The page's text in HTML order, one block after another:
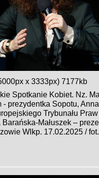
x 3333px) 7177kb
Spotkanie Kobiet. Nz.
prezydentka Sopotu,
Trybunału Praw
Małuszek –
Wlkp. 17.02.2025 /